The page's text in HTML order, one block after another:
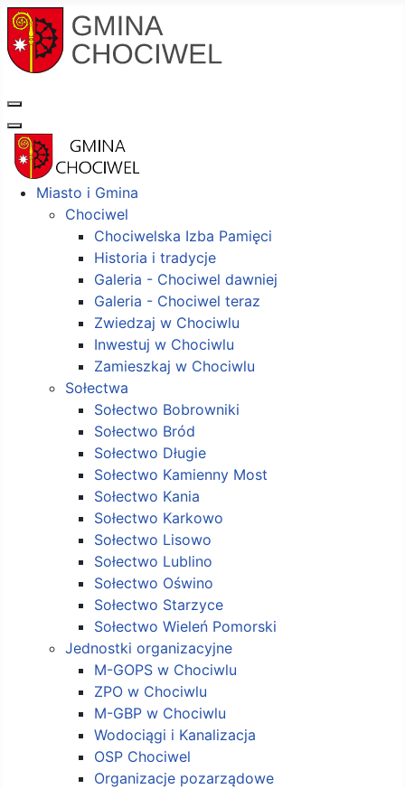
Miasto i Gmina
Chociwel
Chociwelska Izba Pamięci
Historia i tradycje
Galeria - Chociwel dawniej
Galeria - Chociwel teraz
Zwiedzaj w Chociwlu
Inwestuj w Chociwlu
Zamieszkaj w Chociwlu
Sołectwa
Sołectwo Bobrowniki
Sołectwo Bród
Sołectwo Długie
Sołectwo Kamienny Most
Sołectwo Kania
Sołectwo Karkowo
Sołectwo Lisowo
Sołectwo Lublino
Sołectwo Oświno
Sołectwo Starzyce
Sołectwo Wieleń Pomorski
Jednostki organizacyjne
M-GOPS w Chociwlu
ZPO w Chociwlu
M-GBP w Chociwlu
Wodociągi i Kanalizacja
OSP Chociwel
Organizacje pozarządowe